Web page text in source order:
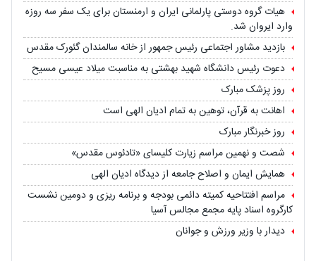
هیات گروه دوستی پارلمانی ایران و ارمنستان برای یک سفر سه روزه
وارد ایروان شد.
بازدید مشاور اجتماعی رئیس جمهور از خانه سالمندان گئورک مقدس
دعوت رئیس دانشگاه شهید بهشتی به مناسبت میلاد عیسی مسیح
روز پزشک مبارک
اهانت به قرآن، توهین به تمام ادیان الهی است
روز خبرنگار مبارک
شصت و نهمین مراسم زیارت کلیسای «تادئوس مقدس»
همایش ایمان و اصلاح جامعه از دیدگاه ادیان الهی
مراسم افتتاحیه کمیته دائمی بودجه و برنامه ریزی و دومین نشست
کارگروه اسناد پایه مجمع مجالس آسیا
دیدار با وزیر ورزش و جوانان